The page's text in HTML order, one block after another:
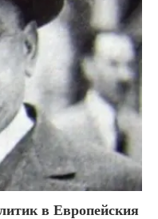
в Европейския